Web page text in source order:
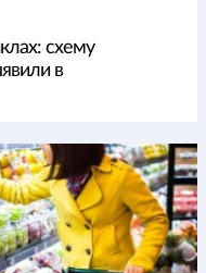
схему
в